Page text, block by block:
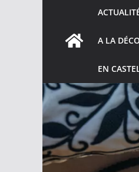
A LA
EN